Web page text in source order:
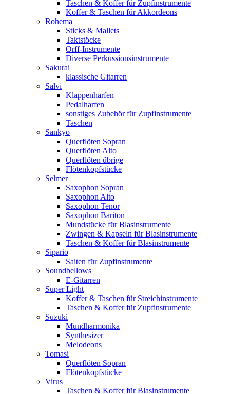
Taschen & Koffer für Zupfinstrumente
Koffer & Taschen für Akkordeons
Rohema
Sticks & Mallets
Taktstöcke
Orff-Instrumente
Diverse Perkussionsinstrumente
Sakurai
klassische Gitarren
Salvi
Klappenharfen
Pedalharfen
sonstiges Zubehör für Zupfinstrumente
Taschen
Sankyo
Querflöten Sopran
Querflöten Alto
Querflöten übrige
Flötenkopfstücke
Selmer
Saxophon Sopran
Saxophon Alto
Saxophon Tenor
Saxophon Bariton
Mundstücke für Blasinstrumente
Zwingen & Kapseln für Blasinstrumente
Taschen & Koffer für Blasinstrumente
Sipario
Saiten für Zupfinstrumente
Soundbellows
E-Gitarren
Super Light
Koffer & Taschen für Streichinstrumente
Taschen & Koffer für Zupfinstrumente
Suzuki
Mundharmonika
Synthesizer
Melodeons
Tomasi
Querflöten Sopran
Flötenkopfstücke
Virus
Taschen & Koffer für Blasinstrumente